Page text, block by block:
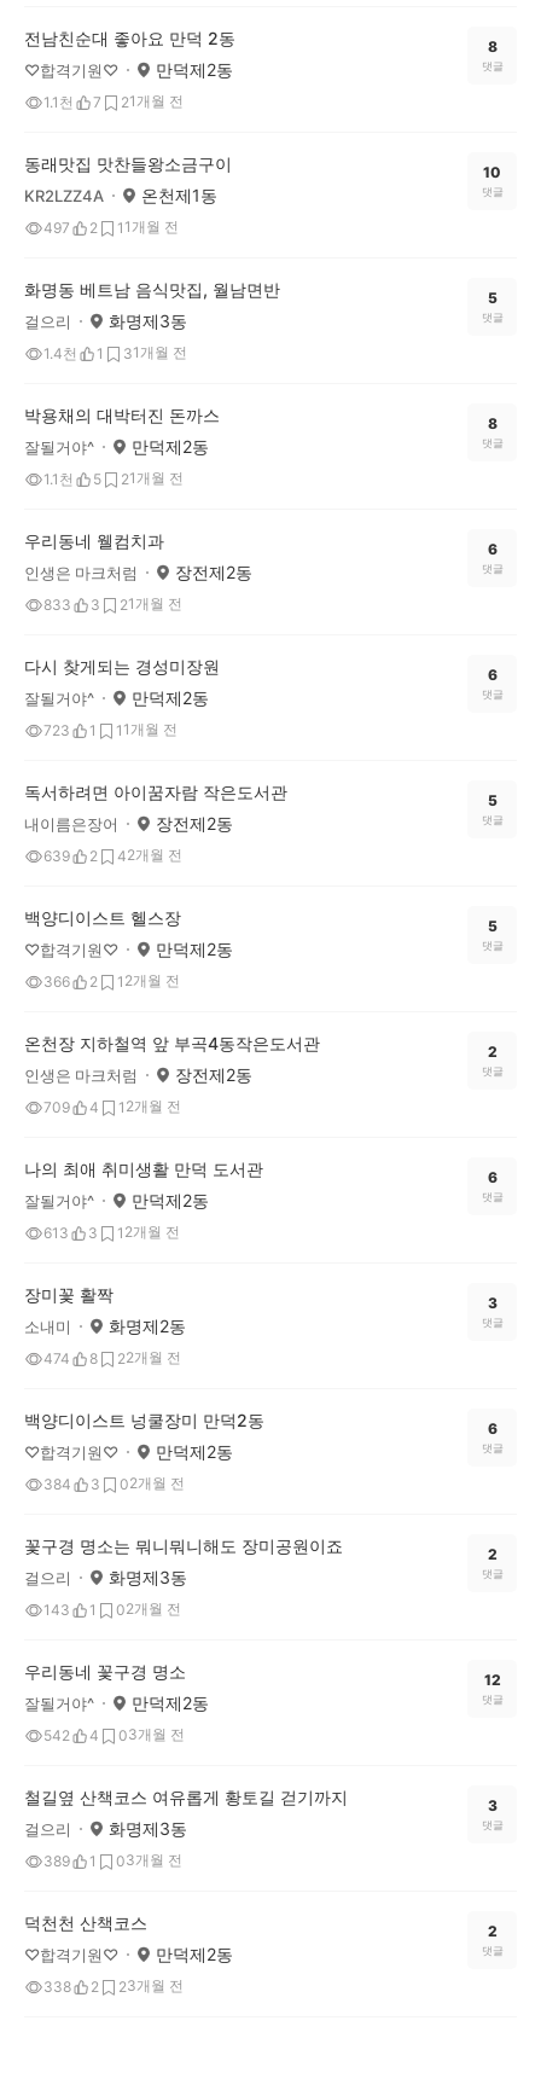
전남친순대 좋아요 만덕 2동
♡합격기원♡ 만덕제2동
1.1천 7 21개월 전
8
댓글
동래맛집 맛찬들왕소금구이
KR2LZZ4A 온천제1동
497 2 1 1개월 전
10
댓글
화명동 베트남 음식맛집, 월남면반
걸으리 화명제3동
1.4천 1 31개월 전
5
댓글
박용채의 대박터진 돈까스
잘될거야^ 만덕제2동
1.1천 5 21개월 전
8
댓글
우리동네 웰컴치과
인생은 마크처럼 장전제2동
833 3 21개월 전
6
댓글
다시 찾게되는 경성미장원
잘될거야^ 만덕제2동
723 1 1 1개월 전
6
댓글
독서하려면 아이꿈자람 작은도서관
내이름은장어 장전제2동
639 2 42개월 전
5
댓글
백양디이스트 헬스장
♡합격기원♡ 만덕제2동
366 2 1 2개월 전
5
댓글
온천장 지하철역 앞 부곡4동작은도서관
인생은 마크처럼 장전제2동
709 4 1 2개월 전
2
댓글
나의 최애 취미생활 만덕 도서관
잘될거야^ 만덕제2동
613 3 1 2개월 전
6
댓글
장미꽃 활짝
소내미 화명제2동
474 8 22개월 전
3
댓글
백양디이스트 넝쿨장미 만덕2동
♡합격기원♡ 만덕제2동
384 3 02개월 전
6
댓글
꽃구경 명소는 뭐니뭐니해도 장미공원이죠
걸으리 화명제3동
143 1 02개월 전
2
댓글
우리동네 꽃구경 명소
잘될거야^ 만덕제2동
542 4 03개월 전
12
댓글
철길옆 산책코스 여유롭게 황토길 걷기까지
걸으리 화명제3동
389 1 03개월 전
3
댓글
덕천천 산책코스
♡합격기원♡ 만덕제2동
338 2 23개월 전
2
댓글